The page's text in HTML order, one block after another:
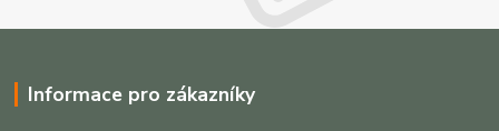
Informace pro zákazníky